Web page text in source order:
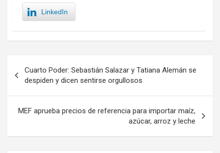
LinkedIn
de
entradas
Cuarto Poder: Sebastián Salazar y Tatiana Alemán se
despiden y dicen sentirse orgullosos
MEF aprueba precios de referencia para importar maíz,
azúcar, arroz y leche